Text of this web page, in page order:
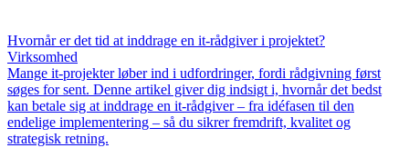
Hvornår er det tid at inddrage en it-rådgiver i projektet?
Virksomhed
Mange it-projekter løber ind i udfordringer, fordi rådgivning først
søges for sent. Denne artikel giver dig indsigt i, hvornår det bedst
kan betale sig at inddrage en it-rådgiver – fra idéfasen til den
endelige implementering – så du sikrer fremdrift, kvalitet og
strategisk retning.